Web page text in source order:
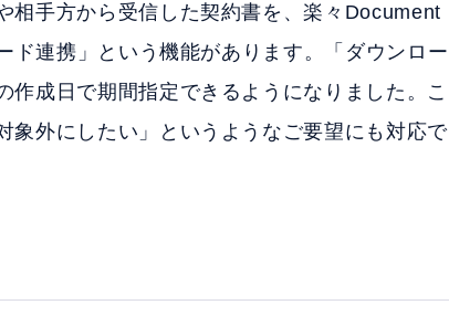
相手方から受信した契約書を、楽々Document
ド連携」という機能があります。「ダウンロー
作成日で期間指定できるようになりました。こ
象外にしたい」というようなご要望にも対応で